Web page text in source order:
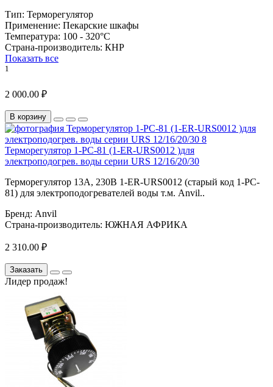
Тип: Терморегулятор
Применение: Пекарские шкафы
Температура: 100 - 320°C
Страна-производитель: КНР
Показать все
1
2 000.00 ₽
В корзину
Терморегулятор 1-PC-81 (1-ER-URS0012 )для
электроподогрев. воды серии URS 12/16/20/30
Терморегулятор 13А, 230В 1-ER-URS0012 (старый код 1-PC-
81) для электроподогревателей воды т.м. Anvil..
Бренд: Anvil
Страна-производитель: ЮЖНАЯ АФРИКА
2 310.00 ₽
Заказать
Лидер продаж!